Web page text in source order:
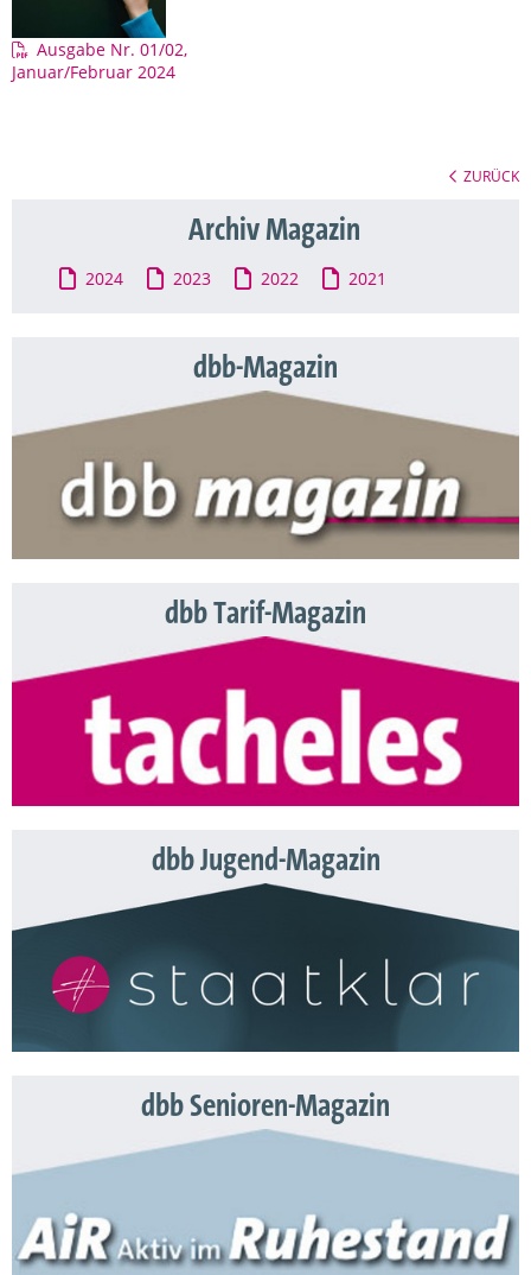
Ausgabe Nr. 01/02,
Januar/Februar 2024
ZURÜCK
Archiv Magazin
2024 2023 2022 2021
dbb-Magazin
dbb Tarif-Magazin
dbb Jugend-Magazin
dbb Senioren-Magazin